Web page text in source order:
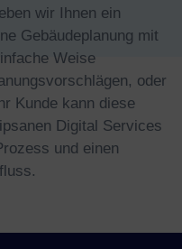
wir Ihnen ein
Gebäudeplanung mit
Weise
oder
Kunde kann diese
Digital Services
und einen